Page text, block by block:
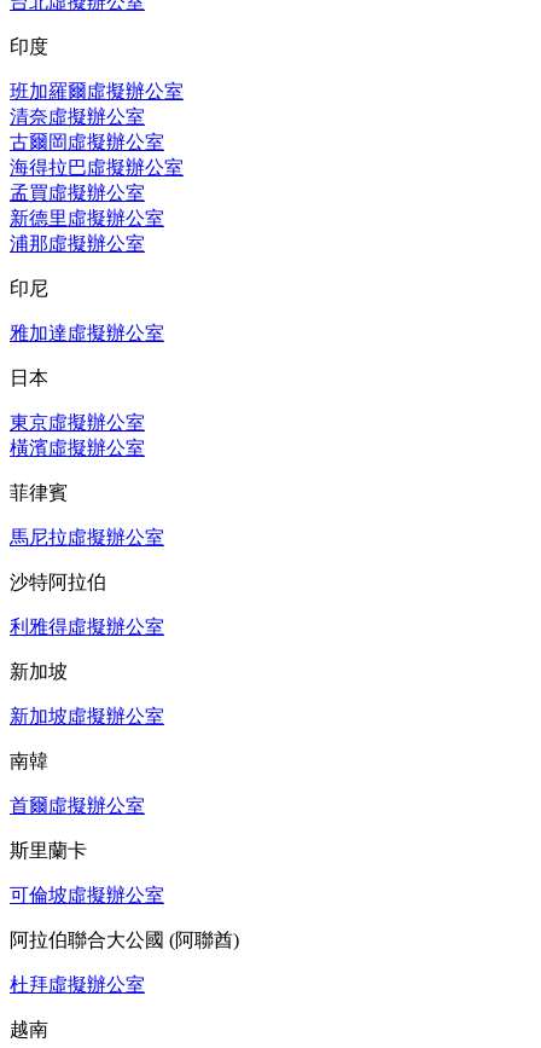
印度
班加羅爾虛擬辦公室
清奈虛擬辦公室
古爾岡虛擬辦公室
海得拉巴虛擬辦公室
孟買虛擬辦公室
新德里虛擬辦公室
浦那虛擬辦公室
印尼
雅加達虛擬辦公室
日本
東京虛擬辦公室
橫濱虛擬辦公室
菲律賓
馬尼拉虛擬辦公室
沙特阿拉伯
利雅得虛擬辦公室
新加坡
新加坡虛擬辦公室
南韓
首爾虛擬辦公室
斯里蘭卡
可倫坡虛擬辦公室
阿拉伯聯合大公國 (阿聯酋)
杜拜虛擬辦公室
越南